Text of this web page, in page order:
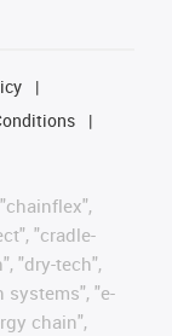
"cradle-
"dry-tech",
systems", "e-
chain",